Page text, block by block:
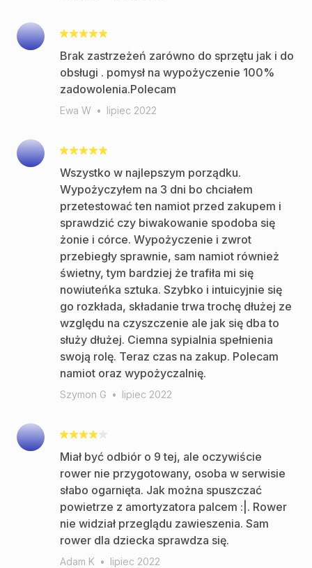
Brak zastrzeżeń zarówno do sprzętu jak i do
obsługi . pomysł na wypożyczenie 100%
zadowolenia.Polecam
Ewa W • lipiec 2022
Wszystko w najlepszym porządku.
Wypożyczyłem na 3 dni bo chciałem
przetestować ten namiot przed zakupem i
sprawdzić czy biwakowanie spodoba się
żonie i córce. Wypożyczenie i zwrot
przebiegły sprawnie, sam namiot również
świetny, tym bardziej że trafiła mi się
nowiuteńka sztuka. Szybko i intuicyjnie się
go rozkłada, składanie trwa trochę dłużej ze
względu na czyszczenie ale jak się dba to
służy dłużej. Ciemna sypialnia spełnienia
swoją rolę. Teraz czas na zakup. Polecam
namiot oraz wypożyczalnię.
Szymon G • lipiec 2022
Miał być odbiór o 9 tej, ale oczywiście
rower nie przygotowany, osoba w serwisie
słabo ogarnięta. Jak można spuszczać
powietrze z amortyzatora palcem :|. Rower
nie widział przeglądu zawieszenia. Sam
rower dla dziecka sprawdza się.
Adam K • lipiec 2022